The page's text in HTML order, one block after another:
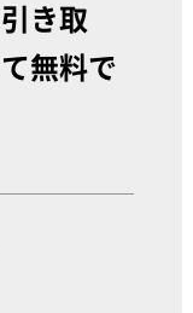
き取
無料で